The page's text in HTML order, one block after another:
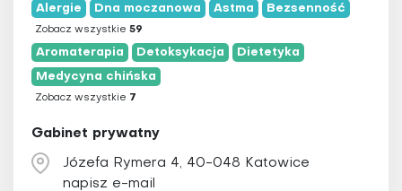
Fizjoterapia
Hipnoza
Hirudoterapia
Holistyczna stomatologia
Homeopatia
Irydologia
Igłoterapia sucha
lubuskie
łódzkie
małopolskie
opolskie
pomorskie
Alergie Dna moczanowa Astma Bezsenność
Zobacz wszystkie 59
Aromaterapia Detoksykacja Dietetyka
Medycyna chińska
Zobacz wszystkie 7
Gabinet prywatny
Józefa Rymera 4, 40-048 Katowice
napisz e-mail